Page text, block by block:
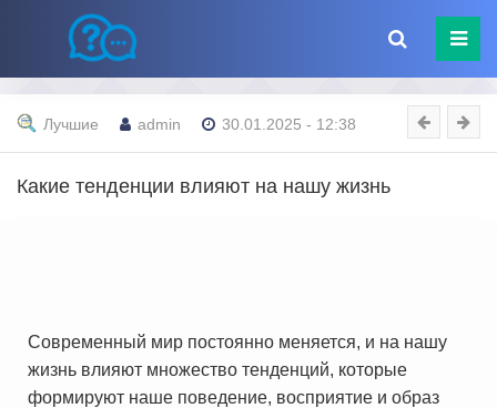
Лучшие admin 30.01.2025 - 12:38
Какие тенденции влияют на нашу жизнь
Современный мир постоянно меняется, и на нашу
жизнь влияют множество тенденций, которые
формируют наше поведение, восприятие и образ